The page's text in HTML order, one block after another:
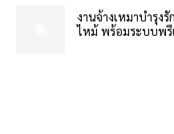
งานจ้างเหมาบำรุง
ไหม้ พร้อมระบบพรี